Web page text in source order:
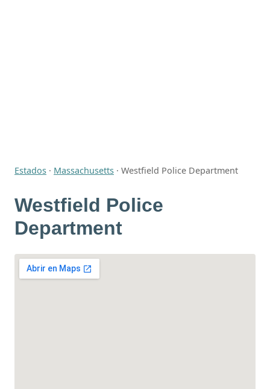
Estados · Massachusetts · Westfield Police Department
Westfield Police
Department